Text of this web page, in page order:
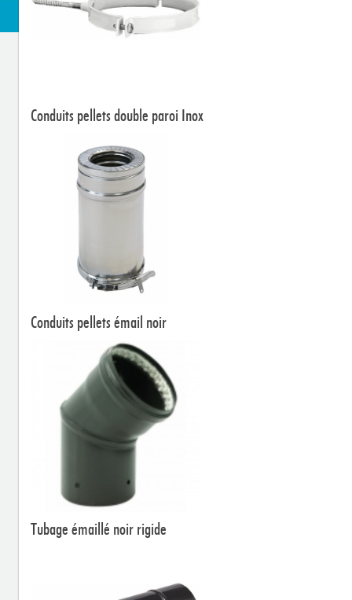
Conduits pellets double paroi Inox
Conduits pellets émail noir
Tubage émaillé noir rigide